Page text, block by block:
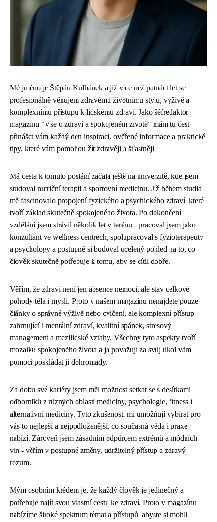
Mé jméno je Štěpán Kulhánek a již více než patnáct let se
profesionálně věnujem zdravému životnímu stylu, výživě a
komplexnímu přístupu k lidskému zdraví. Jako šéfredaktor
magazínu "Vše o zdraví a spokojeném životě" mám tu čest
přinášet vám každý den inspiraci, ověřené informace a praktické
tipy, které vám pomohou žít zdravěji a šťastněji.
Má cesta k tomuto poslání začala ještě na univerzitě, kde jsem
studoval nutriční terapii a sportovní medicínu. Již během studia
mě fascinovalo propojení fyzického a psychického zdraví, které
tvoří základ skutečně spokojeného života. Po dokončení
vzdělání jsem strávil několik let v terénu - pracoval jsem jako
konzultant ve wellness centrech, spolupracoval s fyzioterapeuty
a psychology a postupně si budoval ucelený pohled na to, co
člověk skutečně potřebuje k tomu, aby se cítil dobře.
Věřím, že zdraví není jen absence nemoci, ale stav celkové
pohody těla i mysli. Proto v našem magazínu nenajdete pouze
články o správné výživě nebo cvičení, ale komplexní přístup
zahrnující i mentální zdraví, kvalitní spánek, stresový
management a mezilidské vztahy. Všechny tyto aspekty tvoří
mozaiku spokojeného života a já považuji za svůj úkol vám
pomoci poskládat ji dohromady.
Za dobu své kariéry jsem měl možnost setkat se s desítkami
odborníků z různých oblastí medicíny, psychologie, fitness i
alternativní medicíny. Tyto zkušenosti mi umožňují vybírat pro
vás to nejlepší a nejpodloženější, co současná věda i praxe
nabízí. Zároveň jsem zásadním odpůrcem extrémů a módních
vln - věřím v postupné změny, udržitelný přístup a zdravý
rozum.
Mým osobním krédem je, že každý člověk je jedinečný a
potřebuje najít svou vlastní cestu ke zdraví. Proto v magazínu
nabízíme široké spektrum témat a přístupů, abyste si mohli